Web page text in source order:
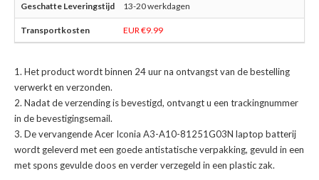
13-20 werkdagen
EUR €9.99
Het product wordt binnen 24 uur na ontvangst van de bestelling
verwerkt en verzonden.
Nadat de verzending is bevestigd, ontvangt u een trackingnummer
in de bevestigingsemail.
Devervangende Acer Iconia A3-A10-81251G03N laptop batterij
wordt geleverd met een goede antistatische verpakking, gevuld in een
met spons gevulde doos en verder verzegeld in een plastic zak.